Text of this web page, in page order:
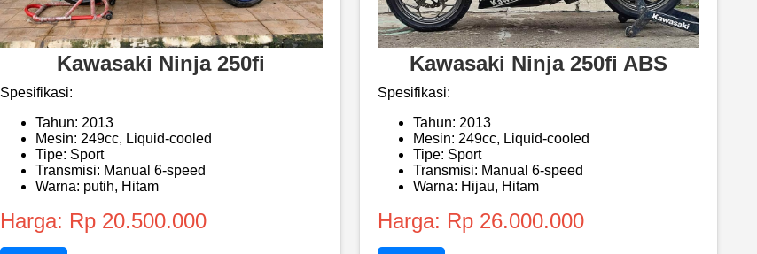
Kawasaki Ninja 250fi
Spesifikasi:
Tahun: 2013
Mesin: 249cc, Liquid-cooled
Tipe: Sport
Transmisi: Manual 6-speed
Warna: putih, Hitam
Harga: Rp 20.500.000
Kawasaki Ninja 250fi ABS
Spesifikasi:
Tahun: 2013
Mesin: 249cc, Liquid-cooled
Tipe: Sport
Transmisi: Manual 6-speed
Warna: Hijau, Hitam
Harga: Rp 26.000.000